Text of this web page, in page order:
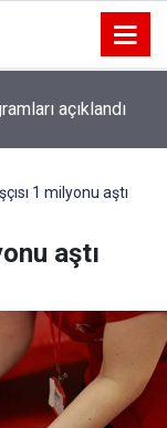
açıklandı
1 milyonu aştı
aştı